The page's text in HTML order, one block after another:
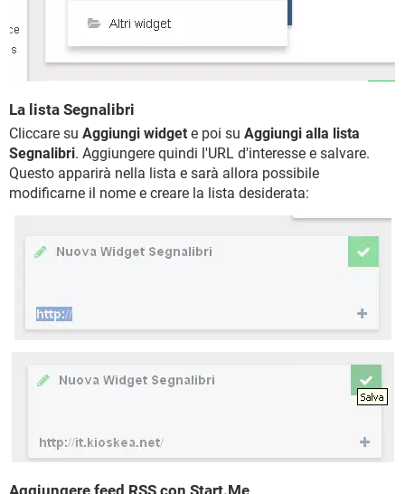
La lista Segnalibri
Cliccare su Aggiungi widget e poi su Aggiungi alla lista
Segnalibri. Aggiungere quindi l'URL d'interesse e salvare.
Questo apparirà nella lista e sarà allora possibile
modificarne il nome e creare la lista desiderata: